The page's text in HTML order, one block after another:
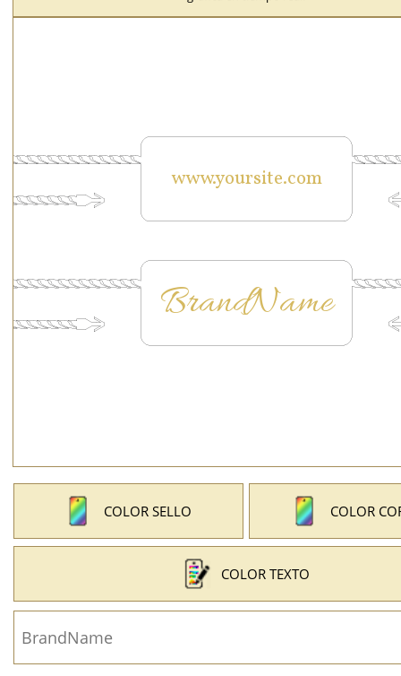
COLOR SELLO COLOR
COLOR TEXTO